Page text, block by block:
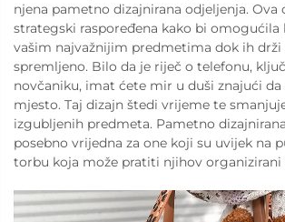
njena pametno dizajnirana odjeljenja. Ova
strategski raspoređena kako bi omogućila
vašim najvažnijim predmetima dok ih drži
spremljeno. Bilo da je riječ o telefonu,
novčaniku, imat ćete mir u duši znajući da
mjesto. Taj dizajn štedi vrijeme te
izgubljenih predmeta. Pametno
posebno vrijedna za one koji su uvijek na
torbu koja može pratiti njihov organizirani